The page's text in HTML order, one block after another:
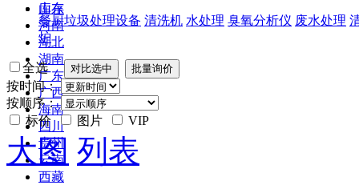
山东
河南
湖北
湖南
广东
广西
海南
四川
贵州
云南
西藏
库存
餐厨垃圾处理设备 清洗机 水处理 臭氧分析仪 废水处理
炉
全选
按时间：
按顺序：
标价
图片 VIP
大图 列表